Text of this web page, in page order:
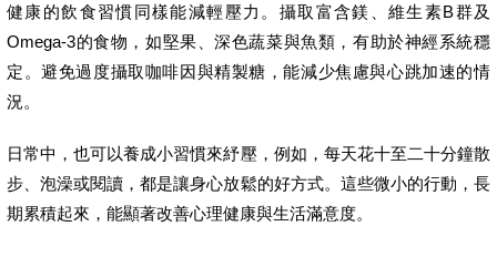
健康的飲食習慣同樣能減輕壓力。攝取富含鎂、維生素B群及
Omega-3的食物，如堅果、深色蔬菜與魚類，有助於神經系統穩
定。避免過度攝取咖啡因與精製糖，能減少焦慮與心跳加速的情
況。
日常中，也可以養成小習慣來紓壓，例如，每天花十至二十分鐘散
步、泡澡或閱讀，都是讓身心放鬆的好方式。這些微小的行動，長
期累積起來，能顯著改善心理健康與生活滿意度。